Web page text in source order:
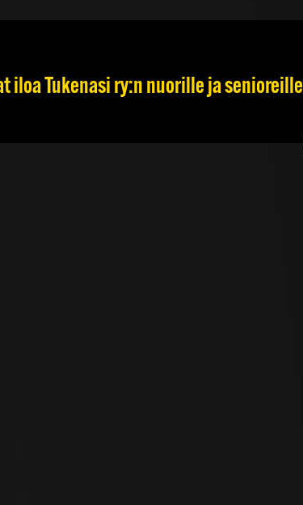
iloa Tukenasi ry:n nuorille ja senioreille